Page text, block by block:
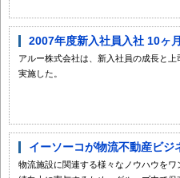
2007年度新入社員入社 10ヶ
アルー株式会社は、新入社員の成長と
実施した。
イーソーコが物流不動産ビ
物流施設に関連する様々なノウハウを